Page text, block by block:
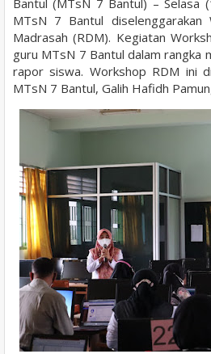
MTsN 7 Bantul diselenggarakan
Madrasah (RDM). Kegiatan
guru MTsN 7 Bantul dalam rangka
rapor siswa. Workshop RDM ini
MTsN 7 Bantul, Galih Hafidh